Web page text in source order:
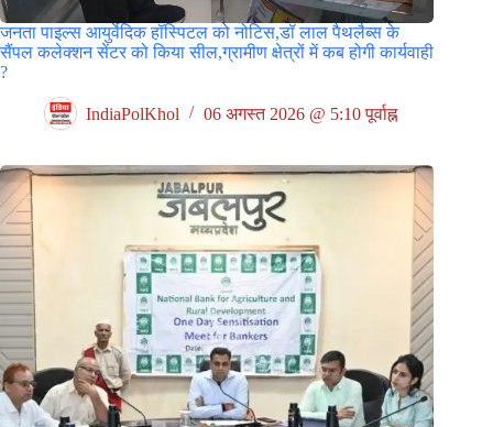
जनता पाइल्स आयुर्वेदिक हॉस्पिटल को नोटिस,डॉ लाल पैथलैब्स के
सैंपल कलेक्शन सेंटर को किया सील,ग्रामीण क्षेत्रों में कब होगी कार्यवाही
?
IndiaPolKhol 06 अगस्त 2026 @ 5:10 पूर्वाह्न